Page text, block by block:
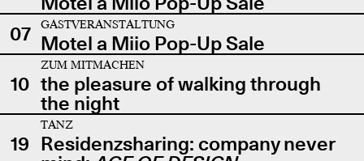
07
GASTVERANSTALTUNG
Motel a Miio Pop-Up Sale
10
ZUM MITMACHEN
the pleasure of walking through
the night
19
TANZ
Residenzsharing: company never